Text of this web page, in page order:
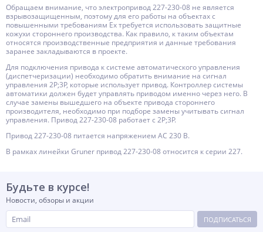
Обращаем внимание, что электропривод 227-230-08 не является
взрывозащищенным, поэтому для его работы на объектах с
повышенными требованиям Ex требуется использовать защитные
кожухи стороннего производства. Как правило, к таким объектам
относятся производственные предприятия и данные требования
заранее закладываются в проекте.
Для подключения привода к системе автоматического управления
(диспетчеризации) необходимо обратить внимание на сигнал
управления 2P;3P, которые использует привод. Контроллер системы
автоматики должен будет управлять приводом именно через него. В
случае замены вышедшего на объекте привода стороннего
производителя, необходимо при подборе замены учитывать сигнал
управления. Привод 227-230-08 работает с 2P;3P.
Привод 227-230-08 питается напряжением AC 230 В.
В рамках линейки Gruner привод 227-230-08 относится к серии 227.
Будьте в курсе!
Новости, обзоры и акции
ПОДПИСАТЬСЯ